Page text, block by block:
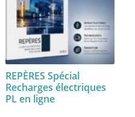
REPÈRES Spécial
Recharges électriques
PL en ligne